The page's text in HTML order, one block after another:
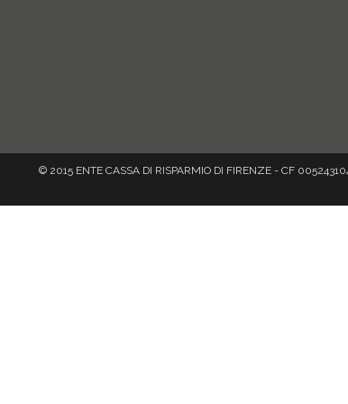
© 2015 ENTE CASSA DI RISPARMIO DI FIRENZE - CF